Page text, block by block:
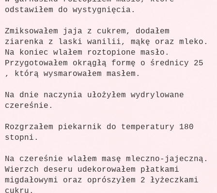
odstawiłem do wystygnięcia.
Zmiksowałem jaja z cukrem, dodałem
ziarenka z laski wanilii, mąkę oraz mleko.
Na koniec wlałem roztopione masło.
Przygotowałem okrągłą formę o średnicy 25
, którą wysmarowałem masłem.
Na dnie naczynia ułożyłem wydrylowane
czereśnie.
Rozgrzałem piekarnik do temperatury 180
stopni.
Na czereśnie wlałem masę mleczno-jajeczną.
Wierzch deseru udekorowałem płatkami
migdałowymi oraz oprószyłem 2 łyżeczkami
cukru.